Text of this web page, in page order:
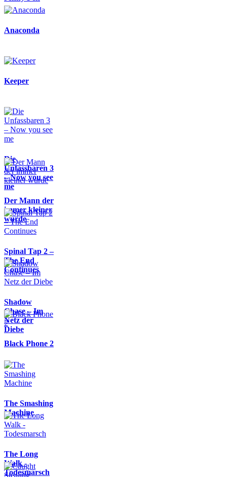
Anaconda
Keeper
Die
Unfassbaren 3
– Now you see
me
Der Mann der
immer kleiner
wurde
Spinal Tap 2 –
The End
Continues
Shadow
Chase – Im
Netz der
Diebe
Black Phone 2
The Smashing
Machine
The Long
Walk -
Todesmarsch